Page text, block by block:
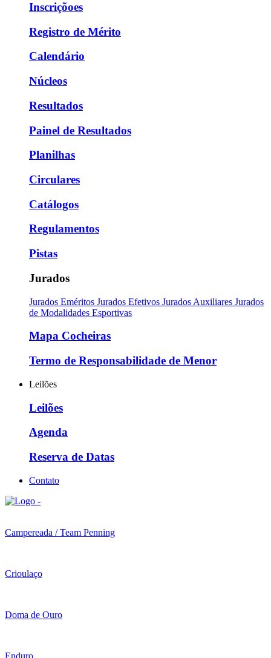
Inscriçõoes
Registro de Mérito
Calendário
Núcleos
Resultados
Painel de Resultados
Planilhas
Circulares
Catálogos
Regulamentos
Pistas
Jurados
Jurados Eméritos Jurados Efetivos Jurados Auxiliares Jurados
de Modalidades Esportivas
Mapa Cocheiras
Termo de Responsabilidade de Menor
Leilões
Leilões
Agenda
Reserva de Datas
Contato
Campereada / Team Penning
Crioulaço
Doma de Ouro
Enduro